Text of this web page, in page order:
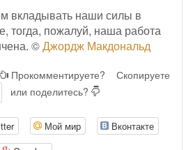
вкладывать наши силы в
тогда, пожалуй, наша работа
©Джордж Макдональд
Прокомментируете?
Скопируете
или поделитесь?
Мой мир
Вконтакте